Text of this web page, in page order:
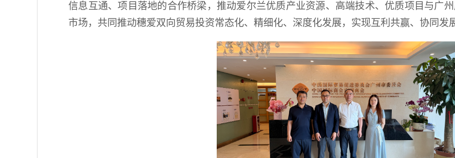
信息互通、项目落地的合作桥梁，推动爱尔兰优质产业资源、高端技术、优质项目与广
市场，共同推动穗爱双向贸易投资常态化、精细化、深度化发展，实现互利共赢、协同发